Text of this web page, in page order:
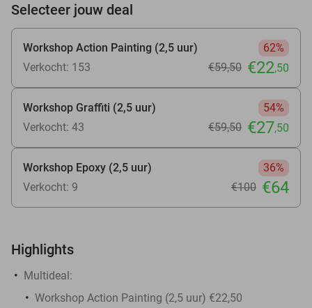
Selecteer jouw deal
Workshop Action Painting (2,5 uur)
62%
Verkocht: 153
€59,50 €22,50
Workshop Graffiti (2,5 uur)
54%
Verkocht: 43
€59,50 €27,50
Workshop Epoxy (2,5 uur)
36%
Verkocht: 9
€100 €64
Highlights
Multideal:
Workshop Action Painting (2,5 uur) €22,50